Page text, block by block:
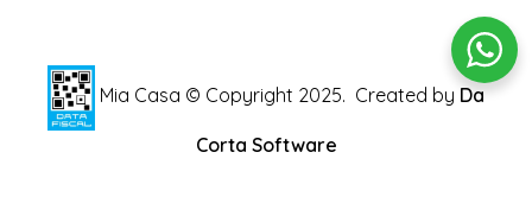
Mia Casa © Copyright 2025. Created by Da
Corta Software